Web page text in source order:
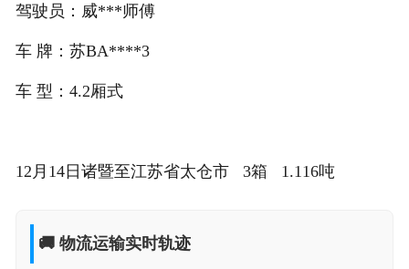
驾驶员：威***师傅
车 牌：苏BA****3
车 型：4.2厢式
12月14日诸暨至江苏省太仓市 3箱 1.116吨
🚚 物流运输实时轨迹